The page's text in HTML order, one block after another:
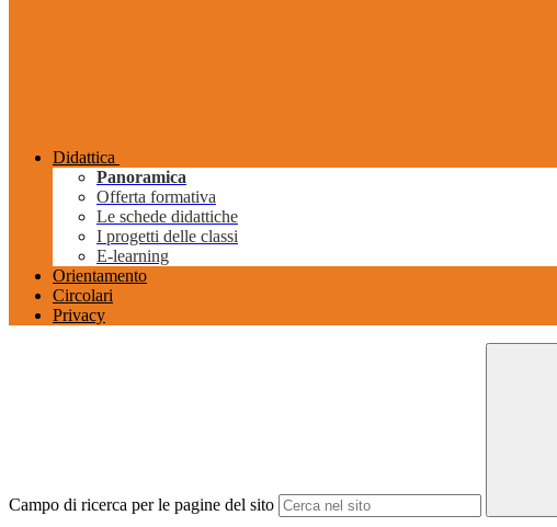
Didattica
Panoramica
Offerta formativa
Le schede didattiche
I progetti delle classi
E-learning
Orientamento
Circolari
Privacy
Campo di ricerca per le pagine del sito